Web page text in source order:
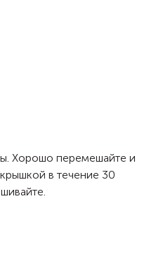
Хорошо перемешайте и
в течение 30